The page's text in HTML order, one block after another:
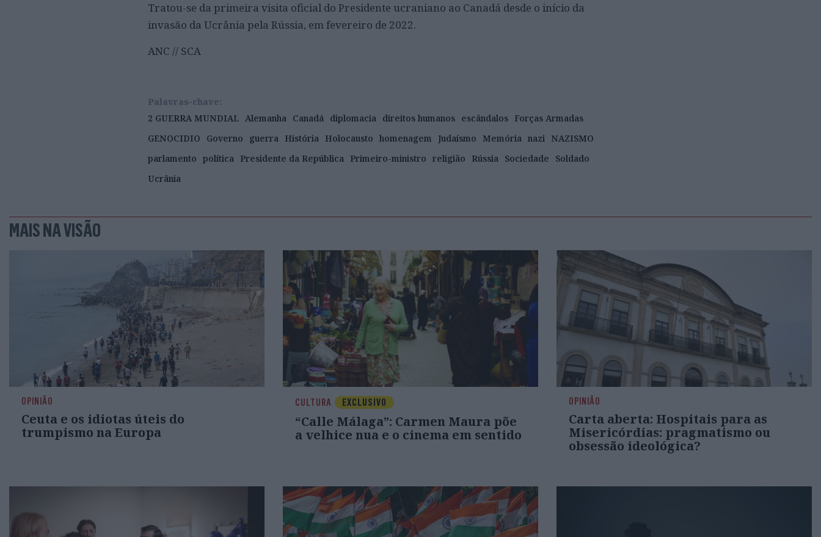
Tratou-se da primeira visita oficial do Presidente ucraniano ao Canadá desde o início da
invasão da Ucrânia pela Rússia, em fevereiro de 2022.
ANC // SCA
Palavras-chave:
2 GUERRA MUNDIAL Alemanha Canadá diplomacia direitos humanos escândalos Forças Armadas
GENOCIDIO
Governo guerra História Holocausto homenagem Judaísmo Memória nazi NAZISMO
parlamento política Presidente da República Primeiro-ministro religião Rússia Sociedade
Soldado
Ucrânia
MAIS NA VISÃO
OPINIÃO
Ceuta e os idiotas úteis do
trumpismo na Europa
CULTURA EXCLUSIVO
“Calle Málaga”: Carmen Maura põe
a velhice nua e o cinema em sentido
OPINIÃO
Carta aberta: Hospitais para as
Misericórdias: pragmatismo ou
obsessão ideológica?